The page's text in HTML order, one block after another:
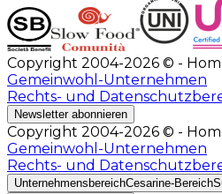
Copyright 2004-2026 © -
Gemeinwohl-Unternehmen
Rechts- und
Newsletter abonnieren
Copyright 2004-2026 © -
Gemeinwohl-Unternehmen
Rechts- und
UnternehmensbereichCesarine-Bereich